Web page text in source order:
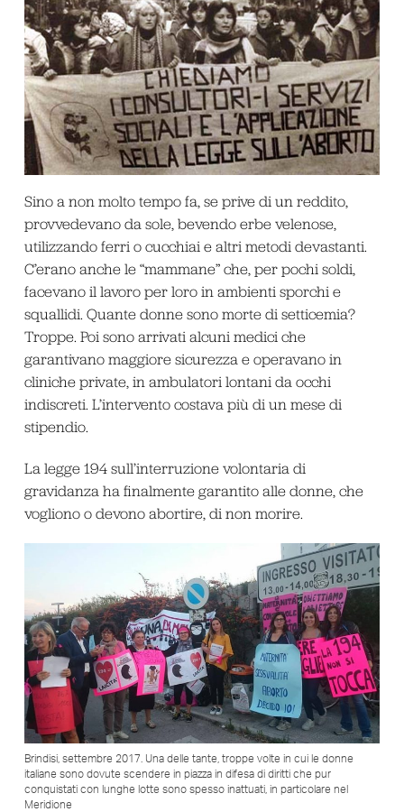
Sino a non molto tempo fa, se prive di un reddito,
provvedevano da sole, bevendo erbe velenose,
utilizzando ferri o cucchiai e altri metodi devastanti.
C’erano anche le “mammane” che, per pochi soldi,
facevano il lavoro per loro in ambienti sporchi e
squallidi. Quante donne sono morte di setticemia?
Troppe. Poi sono arrivati alcuni medici che
garantivano maggiore sicurezza e operavano in
cliniche private, in ambulatori lontani da occhi
indiscreti. L’intervento costava più di un mese di
stipendio.
La legge 194 sull’interruzione volontaria di
gravidanza ha finalmente garantito alle donne, che
vogliono o devono abortire, di non morire.
Brindisi, settembre 2017. Una delle tante, troppe volte in cui le donne
italiane sono dovute scendere in piazza in difesa di diritti che pur
conquistati con lunghe lotte sono spesso inattuati, in particolare nel
Meridione